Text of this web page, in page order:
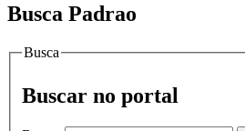
Busca Padrao
Busca
Buscar no portal